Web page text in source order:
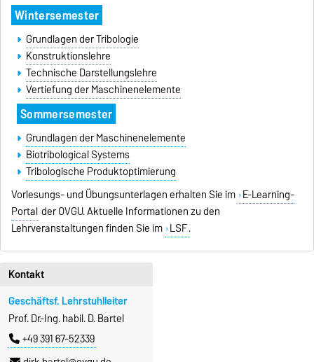
Wintersemester
Grundlagen der Tribologie
Konstruktionslehre
Technische Darstellungslehre
Vertiefung der Maschinenelemente
Sommersemester
Grundlagen der Maschinenelemente
Biotribological Systems
Tribologische Produktoptimierung
Vorlesungs- und Übungsunterlagen erhalten Sie im E-Learning-
Portal der OVGU. Aktuelle Informationen zu den
Lehrveranstaltungen finden Sie im LSF.
Kontakt
Geschäftsf. Lehrstuhlleiter
Prof. Dr.-Ing. habil. D. Bartel
+49 391 67-52339